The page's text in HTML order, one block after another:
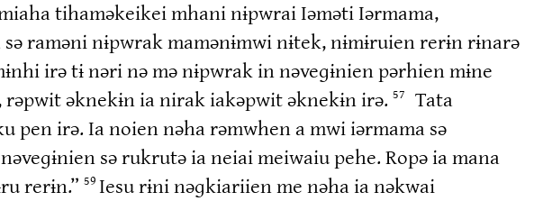
tihaməkeikei mhani nɨpwrai Iəməti Iərmama,
raməni nɨpwrak mamənɨmwi nɨtek, nɨmɨruien rerɨn rɨnarə
irə tɨ nəri nə mə nɨpwrak in nəveɡɨnien pərhien mɨne
əknekɨn ia nirak iakəpwit əknekɨn irə. 57
Tata
pen irə. Ia noien nəha rəmwhen a mwi iərmama sə
sə rukrutə ia neiai meiwaiu pehe. Ropə ia mana
rerɨn.” 59 Iesu rɨni nəɡkiariien me nəha ia nəkwai